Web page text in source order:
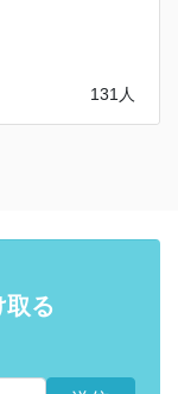
131人
取る